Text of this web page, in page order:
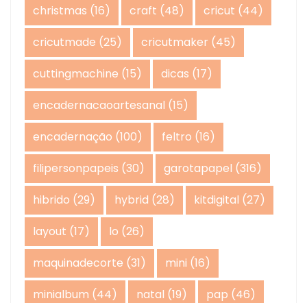
christmas (16) craft (48) cricut (44)
cricutmade (25) cricutmaker (45)
cuttingmachine (15) dicas (17)
encadernacaoartesanal (15)
encadernação (100) feltro (16)
filipersonpapeis (30) garotapapel (316)
hibrido (29) hybrid (28) kitdigital (27)
layout (17) lo (26)
maquinadecorte (31) mini (16)
minialbum (44) natal (19) pap (46)